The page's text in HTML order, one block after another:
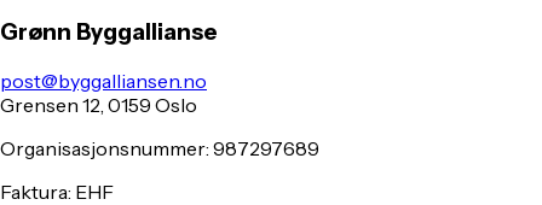
Grønn Byggallianse
post@byggalliansen.no
Grensen 12, 0159 Oslo
Organisasjonsnummer: 987297689
Faktura: EHF